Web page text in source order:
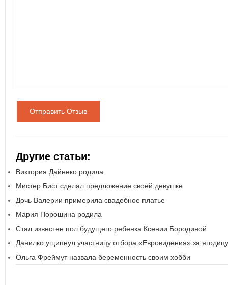
Отправить Отзыв
Другие статьи:
Виктория Дайнеко родила
Мистер Бист сделал предложение своей девушке
Дочь Валерии примерила свадебное платье
Мария Порошина родила
Стал известен пол будущего ребенка Ксении Бородиной
Данилко ущипнул участницу отбора «Евровидения» за ягодицу
Ольга Фреймут назвала беременность своим хобби